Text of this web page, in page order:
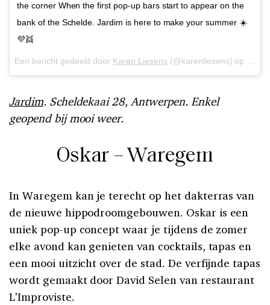
the corner When the first pop-up bars start to appear on the
bank of the Schelde. Jardim is here to make your summer ☀️
💜👯
Een bericht gedeeld door Karen Liesens (@karenliesens) op
Jardim. Scheldekaai 28, Antwerpen. Enkel
geopend bij mooi weer.
Oskar – Waregem
In Waregem kan je terecht op het dakterras van
de nieuwe hippodroomgebouwen. Oskar is een
uniek pop-up concept waar je tijdens de zomer
elke avond kan genieten van cocktails, tapas en
een mooi uitzicht over de stad. De verfijnde tapas
wordt gemaakt door David Selen van restaurant
L’Improviste.